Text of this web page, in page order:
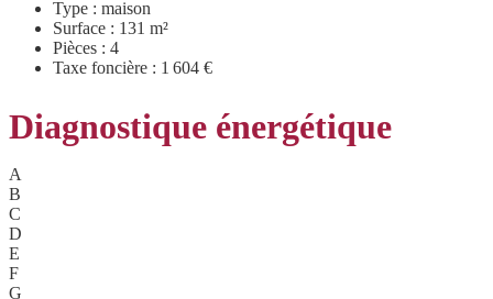
Type : maison
Surface : 131 m²
Pièces : 4
Taxe foncière : 1 604 €
Diagnostique énergétique
A
B
C
D
E
F
G